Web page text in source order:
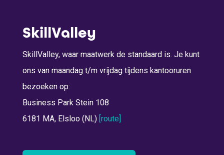
SkillValley
SkillValley, waar maatwerk de standaard is. Je kunt
ons van maandag t/m vrijdag tijdens kantooruren
bezoeken op:
Business Park Stein 108
6181 MA, Elsloo (NL) [route]